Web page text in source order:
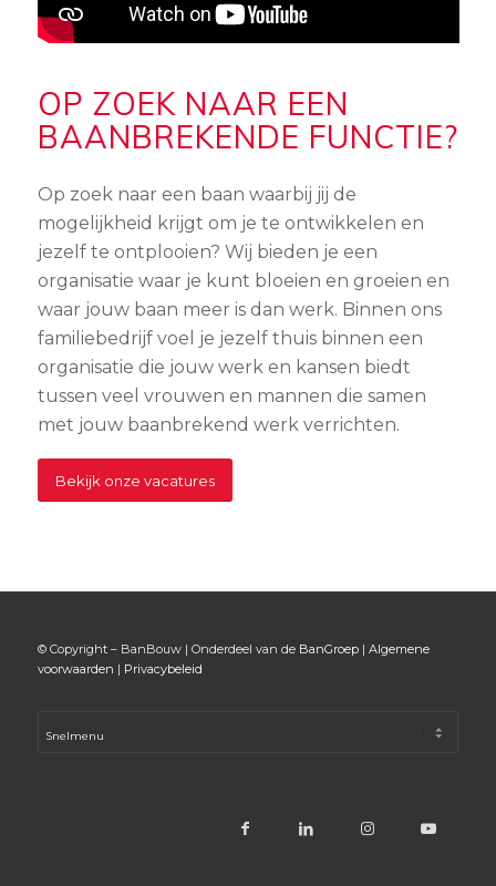
OP ZOEK NAAR EEN
BAANBREKENDE FUNCTIE?
Op zoek naar een baan waarbij jij de
mogelijkheid krijgt om je te ontwikkelen en
jezelf te ontplooien? Wij bieden je een
organisatie waar je kunt bloeien en groeien en
waar jouw baan meer is dan werk. Binnen ons
familiebedrijf voel je jezelf thuis binnen een
organisatie die jouw werk en kansen biedt
tussen veel vrouwen en mannen die samen
met jouw baanbrekend werk verrichten.
Bekijk onze vacatures
© Copyright – BanBouw | Onderdeel van de BanGroep| Algemene
voorwaarden | Privacybeleid